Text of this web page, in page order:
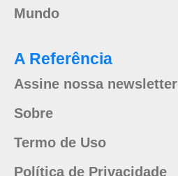
Mundo
A Referência
Assine nossa newsletter
Sobre
Termo de Uso
Política de Privacidade